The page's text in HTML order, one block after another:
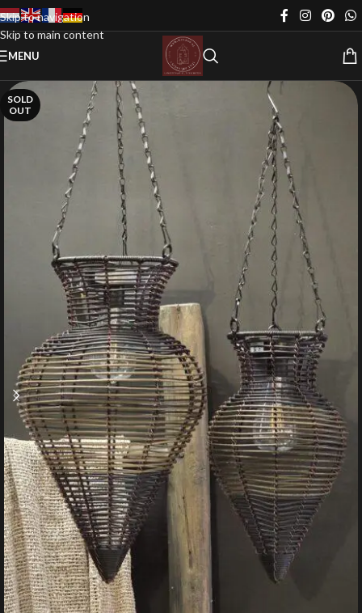
Skip to navigation
Skip to main content
MENU
SOLD
OUT